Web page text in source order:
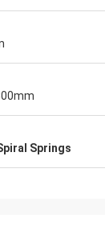
Springs